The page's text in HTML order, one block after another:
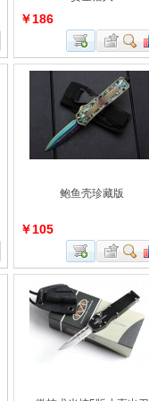
￥186
鲍鱼壳珍藏版
￥105